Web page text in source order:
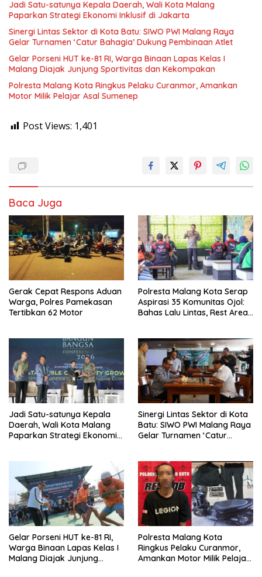
Jadi Satu-satunya Kepala Daerah, Wali Kota Malang
Paparkan Strategi Ekonomi Inklusif di Jakarta
Sinergi Lintas Sektor di Kota Batu: SIWO PWI Malang Raya
Gelar Turnamen ‘Catur Bahagia’ Dukung Pembinaan Atlet
Gelar Porseni HUT ke-81 RI, Warga Binaan Lapas Kelas I
Malang Diajak Junjung Sportivitas dan Kekompakan
Polresta Malang Kota Ringkus Pelaku Curanmor, Amankan
Motor Milik Pelajar Asal Sumenep
Post Views: 1,401
Baca Juga
Gerak Cepat Respons Aduan
Warga, Polres Pamekasan
Tertibkan 62 Motor
Polresta Malang Kota Serap
Aspirasi 35 Komunitas Ojol:
Bahas Lalu Lintas, Rest Area,
Jadi Satu-satunya Kepala
Daerah, Wali Kota Malang
Paparkan Strategi Ekonomi
Sinergi Lintas Sektor di Kota
Batu: SIWO PWI Malang Raya
Gelar Turnamen ‘Catur
Gelar Porseni HUT ke-81 RI,
Warga Binaan Lapas Kelas I
Malang Diajak Junjung
Polresta Malang Kota
Ringkus Pelaku Curanmor,
Amankan Motor Milik Pelajar